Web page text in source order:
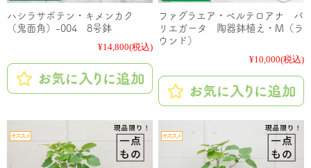
ハシラサボテン・キメンカク
（鬼面角）-004 8号鉢
¥14,800(税込)
ファグラエア・ベルテロアナ バ
リエガータ 陶器鉢植え・M（ラ
ウンド）
¥10,000(税込)